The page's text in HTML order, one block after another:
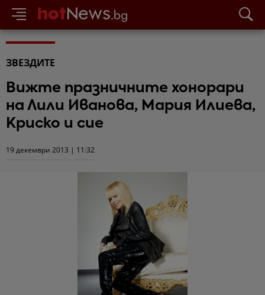
ЗВЕЗДИТЕ
Вижте празничните хонорари
на Лили Иванова, Мария Илиева,
Криско и сие
19 декември 2013 | 11:32